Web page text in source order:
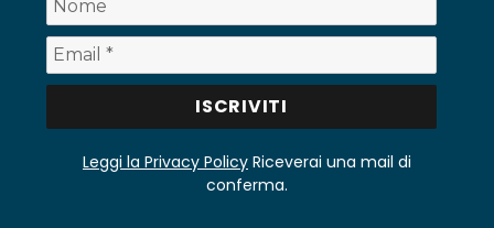
Leggi la Privacy Policy Riceverai una mail di
conferma.